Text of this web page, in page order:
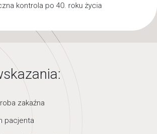
kontrola po 40. roku życia
zakaźna
pacjenta